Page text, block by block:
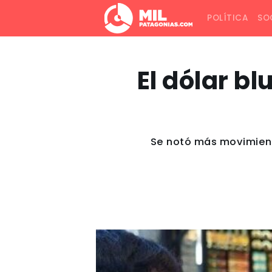
POLÍTICA
El dólar
Se notó más